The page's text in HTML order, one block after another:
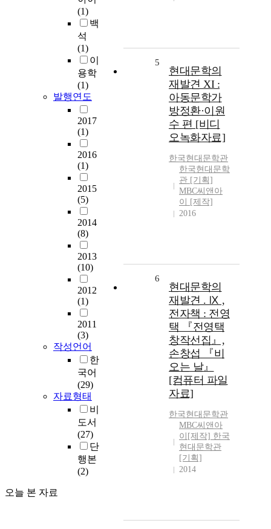
(1)
백
석
(1)
이
용학
(1)
발행연도
2017
(1)
2016
(1)
2015
(5)
2014
(8)
2013
(10)
2012
(1)
2011
(3)
작성언어
한
국어
(29)
자료형태
비
도서
(27)
단
행본
(2)
오늘 본 자료
5
현대문학의
재발견 XI :
아동문학가
방정환·이원
수 편 [비디
오녹화자료]
한국현대문학관
한국현대문학
관 [기획]
MBC씨앤아
이 [제작]
2016
6
현대문학의
재발견 . Ⅸ ,
전자책 : 전영
택 『전영택
창작선집』,
손창섭 『비
오는 날』
[컴퓨터 파일
자료]
한국현대문학관
MBC씨앤아
이[제작] 한국
현대문학관
[기획]
2014